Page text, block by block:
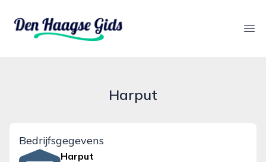
denhaagsegids.nl
Harput
Bedrijfsgegevens
Harput